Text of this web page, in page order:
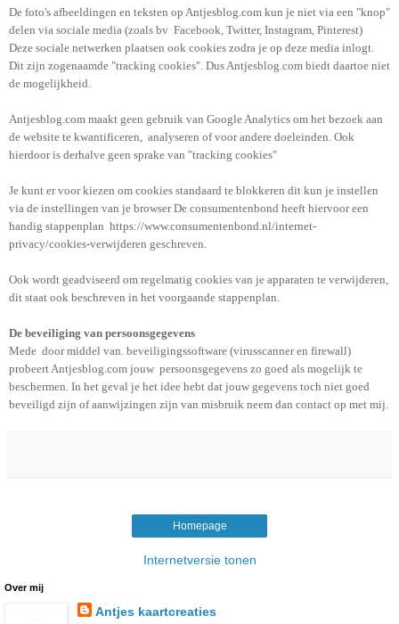
De foto's afbeeldingen en teksten op Antjesblog.com kun je niet via een "knop"
delen via sociale media (zoals bv Facebook, Twitter, Instagram, Pinterest)
Deze sociale netwerken plaatsen ook cookies zodra je op deze media inlogt.
Dit zijn zogenaamde "tracking cookies". Dus Antjesblog.com biedt daartoe niet
de mogelijkheid.
Antjesblog.com maakt geen gebruik van Google Analytics om het bezoek aan
de website te kwantificeren, analyseren of voor andere doeleinden. Ook
hierdoor is derhalve geen sprake van "tracking cookies"
Je kunt er voor kiezen om cookies standaard te blokkeren dit kun je instellen
via de instellingen van je browser De consumentenbond heeft hiervoor een
handig stappenplan https://www.consumentenbond.nl/internet-
privacy/cookies-verwijderen geschreven.
Ook wordt geadviseerd om regelmatig cookies van je apparaten te verwijderen,
dit staat ook beschreven in het voorgaande stappenplan.
De beveiliging van persoonsgegevens
Mede door middel van. beveiligingssoftware (virusscanner en firewall)
probeert Antjesblog.com jouw persoonsgegevens zo goed als mogelijk te
beschermen. In het geval je het idee hebt dat jouw gegevens toch niet goed
beveiligd zijn of aanwijzingen zijn van misbruik neem dan contact op met mij.
Homepage
Internetversie tonen
Over mij
Antjes kaartcreaties